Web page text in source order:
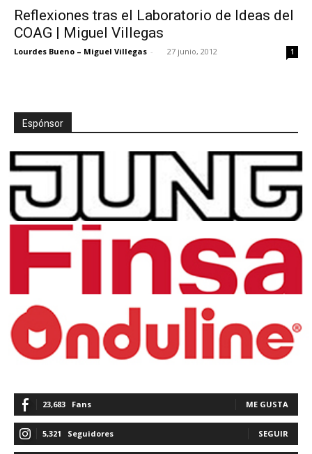
Reflexiones tras el Laboratorio de Ideas del
COAG | Miguel Villegas
Lourdes Bueno – Miguel Villegas - 27 junio, 2012 1
Espónsor
23,683 Fans ME GUSTA
5,321 Seguidores SEGUIR